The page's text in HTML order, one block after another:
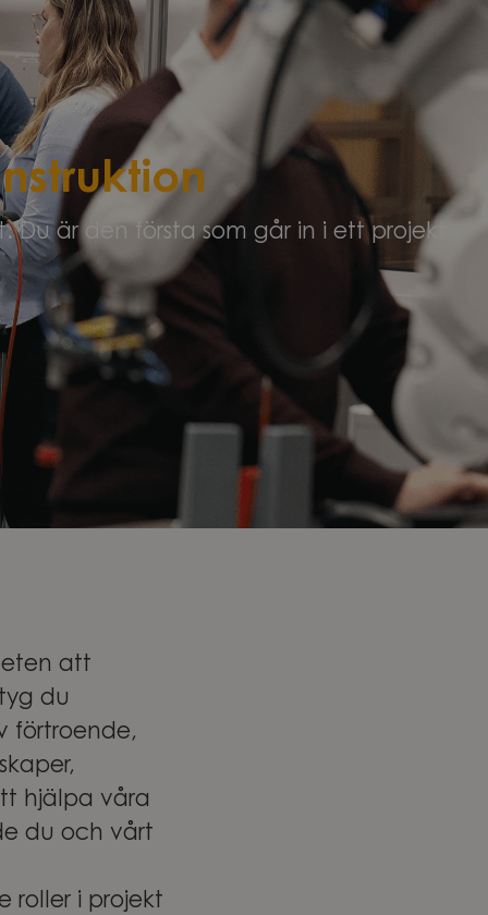
är den första som går in i ett projekt
att
du
förtroende,
hjälpa våra
du och vårt
roller i projekt